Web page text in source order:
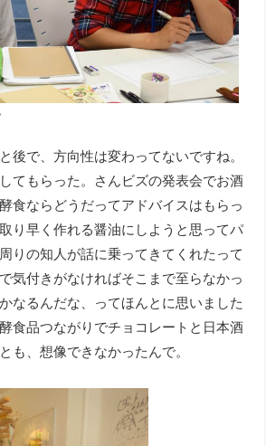
後で、方向性は変わってないですね。
てもらった。さんビズの発表会でお酒
食ならどうだってアドバイスはもらっ
り早く作れる醤油にしようと思ってパ
りの知人が話に乗ってきてくれたって
気付きがなければそこまで至らなかっ
なるんだな、ってほんとに思いました
食品つながりでチョコレートと日本酒
も、想像できなかったんで。